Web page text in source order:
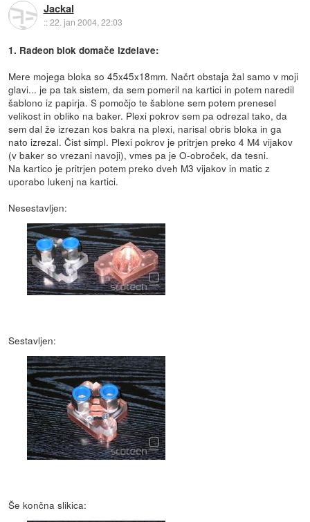
Jackal
::22. jan 2004, 22:03
1. Radeon blok domače izdelave:
Mere mojega bloka so 45x45x18mm. Načrt obstaja žal samo v moji
glavi... je pa tak sistem, da sem pomeril na kartici in potem naredil
šablono iz papirja. S pomočjo te šablone sem potem prenesel
velikost in obliko na baker. Plexi pokrov sem pa odrezal tako, da
sem dal že izrezan kos bakra na plexi, narisal obris bloka in ga
nato izrezal. Čist simpl. Plexi pokrov je pritrjen preko 4 M4 vijakov
(v baker so vrezani navoji), vmes pa je O-obroček, da tesni.
Na kartico je pritrjen potem preko dveh M3 vijakov in matic z
uporabo lukenj na kartici.
Nesestavljen:
Sestavljen:
Še končna slikica: